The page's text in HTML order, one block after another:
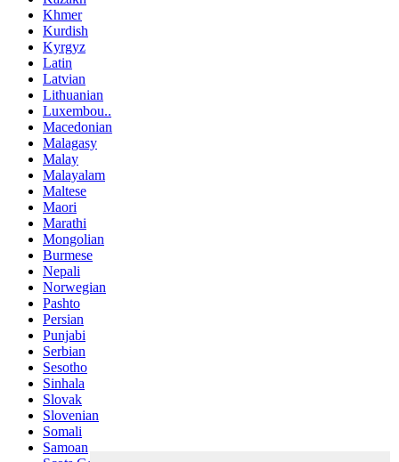
Khmer
Kurdish
Kyrgyz
Latin
Latvian
Lithuanian
Luxembou..
Macedonian
Malagasy
Malay
Malayalam
Maltese
Maori
Marathi
Mongolian
Burmese
Nepali
Norwegian
Pashto
Persian
Punjabi
Serbian
Sesotho
Sinhala
Slovak
Slovenian
Somali
Samoan